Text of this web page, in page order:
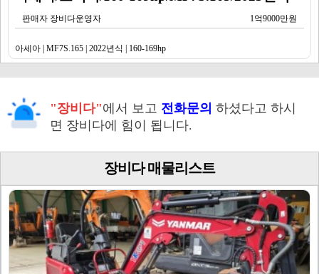
판매자 장비다운영자 1억9000만원
아세아 | MF7S.165 | 2022년식 | 160-169hp
"장비다"에서 보고 전화문의 하셨다고 하시
면 장비다에 힘이 됩니다.
장비다 매물리스트